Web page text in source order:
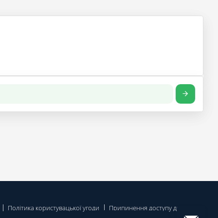
Політика користувацької угоди
Припинення доступу до